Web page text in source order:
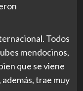
Todos
mendocinos,
que se viene
trae muy